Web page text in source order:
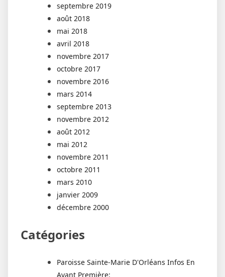
septembre 2019
août 2018
mai 2018
avril 2018
novembre 2017
octobre 2017
novembre 2016
mars 2014
septembre 2013
novembre 2012
août 2012
mai 2012
novembre 2011
octobre 2011
mars 2010
janvier 2009
décembre 2000
Catégories
Paroisse Sainte-Marie D'Orléans Infos En
Avant Première: